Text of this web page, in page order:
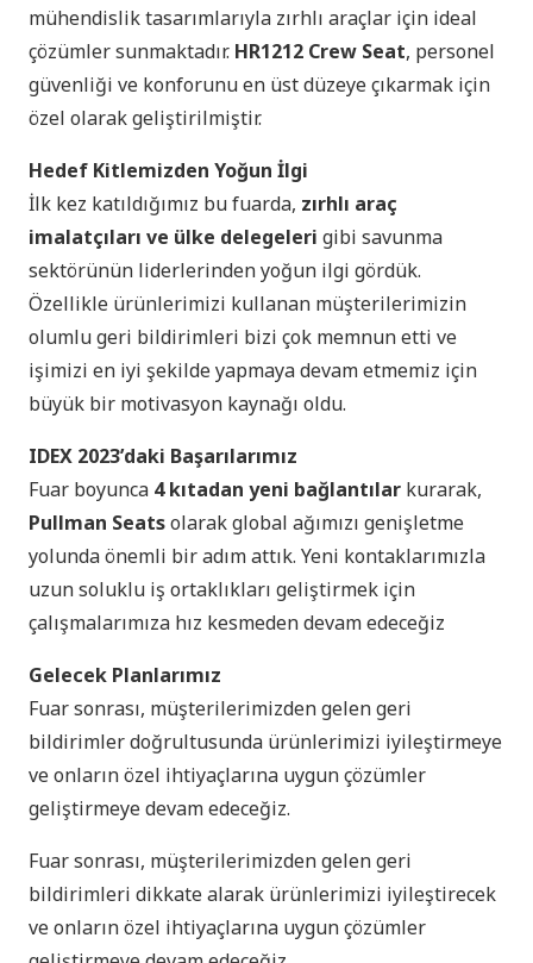
mühendislik tasarımlarıyla zırhlı araçlar için ideal
çözümler sunmaktadır. HR1212 Crew Seat, personel
güvenliği ve konforunu en üst düzeye çıkarmak için
özel olarak geliştirilmiştir.
Hedef Kitlemizden Yoğun İlgi
İlk kez katıldığımız bu fuarda, zırhlı araç
imalatçıları ve ülke delegeleri gibi savunma
sektörünün liderlerinden yoğun ilgi gördük.
Özellikle ürünlerimizi kullanan müşterilerimizin
olumlu geri bildirimleri bizi çok memnun etti ve
işimizi en iyi şekilde yapmaya devam etmemiz için
büyük bir motivasyon kaynağı oldu.
IDEX 2023ʼdaki Başarılarımız
Fuar boyunca 4 kıtadan yeni bağlantılar kurarak,
Pullman Seatsolarak global ağımızı genişletme
yolunda önemli bir adım attık. Yeni kontaklarımızla
uzun soluklu iş ortaklıkları geliştirmek için
çalışmalarımıza hız kesmeden devam edeceğiz
Gelecek Planlarımız
Fuar sonrası, müşterilerimizden gelen geri
bildirimler doğrultusunda ürünlerimizi iyileştirmeye
ve onların özel ihtiyaçlarına uygun çözümler
geliştirmeye devam edeceğiz.
Fuar sonrası, müşterilerimizden gelen geri
bildirimleri dikkate alarak ürünlerimizi iyileştirecek
ve onların özel ihtiyaçlarına uygun çözümler